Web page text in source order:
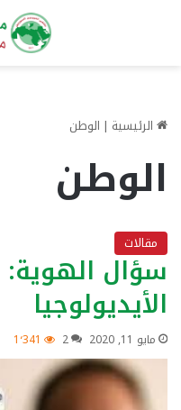
الرئيسية | الوطن
الوطن
مقالات
سؤال
الأيديولوجيا
مايو 11, 2020 2 1٬341